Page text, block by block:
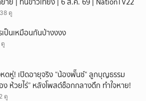
ดู
เป็นเหมือนกันบ้างงงง
ดหู่! เปิดอายุจริง “น้องพั๊นซ์“ ลูกบุญธรรม
ง ห้วยไร่” หลังโพสต์ช็อกกลางดึก ทำใจหาย!
ดู